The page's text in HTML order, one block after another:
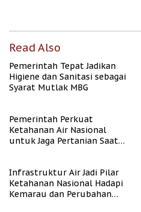
Read Also
Pemerintah Tepat Jadikan
Higiene dan Sanitasi sebagai
Syarat Mutlak MBG
Pemerintah Perkuat
Ketahanan Air Nasional
untuk Jaga Pertanian Saat
Infrastruktur Air Jadi Pilar
Ketahanan Nasional Hadapi
Kemarau dan Perubahan